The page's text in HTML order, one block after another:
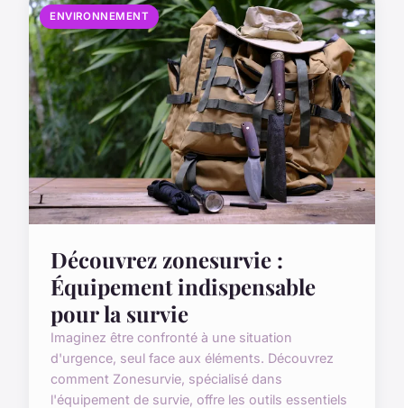
ENVIRONNEMENT
Découvrez zonesurvie :
Équipement indispensable
pour la survie
Imaginez être confronté à une situation
d'urgence, seul face aux éléments. Découvrez
comment Zonesurvie, spécialisé dans
l'équipement de survie, offre les outils essentiels